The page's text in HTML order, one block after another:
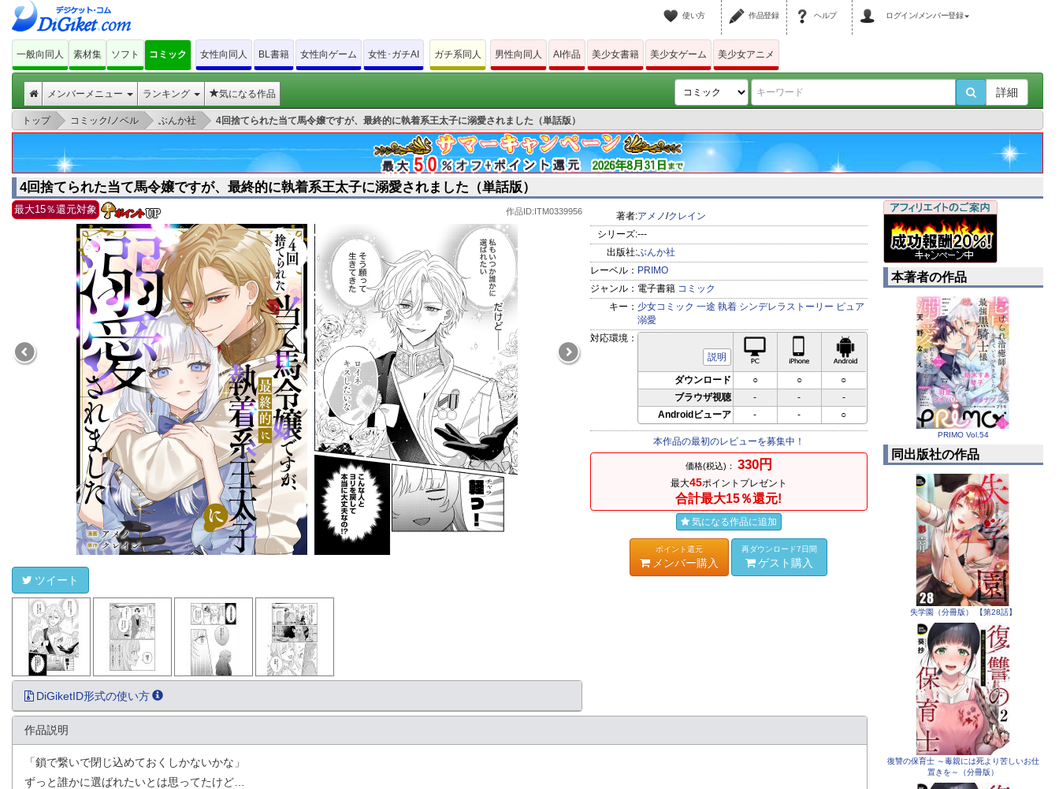
使い方 作品登録 ヘルプ ログイン/メンバー登録
一般向同人 素材集 ソフト コミック 女性向同人 BL書籍 女性向ゲーム 女性･ガチAI ガチ系同人 男性向同人 AI作品 美少女書籍 美少女ゲーム 美少女アニメ
詳細
メンバーメニュー ランキング 気になる作品
トップ > コミック/ノベル > ぶんか社 > 4回捨てられた当て馬令嬢ですが、最終的に執着系王太子に溺愛されました（単話版）
4回捨てられた当て馬令嬢ですが、最終的に執着系王太子に溺愛されました（単話版）
最大15％還元対象 作品ID:ITM0339956
ツイート
DiGiketID形式の使い方
著者:アメノ/クレイン
シリーズ:---
出版社:ぶんか社
レーベル： PRIMO
ジャンル： 電子書籍 コミック
キー： 少女コミック 一途 執着 シンデレラストーリー ピュア
溺愛
対応環境：
説明
PC対応 iPhone対応
ダウンロード ○ ○
○
ブラウザ視聴
- -
-
Androidビューア
- - ○
本作品の最初のレビューを募集中！
価格(税込)： 330円
最大45ポイントプレゼント
合計最大15％還元!
気になる作品に追加
ポイント還元
メンバー購入
再ダウンロード7日間
ゲスト購入
作品説明
「鎖で繋いで閉じ込めておくしかないかな」
ずっと誰かに選ばれたいとは思ってたけど…
本著者の作品
PRIMO Vol.54
同出版社の作品
失学園（分冊版） 【第28話】
復讐の保育士 ～毒親には死より苦しいお仕
置きを～（分冊版）